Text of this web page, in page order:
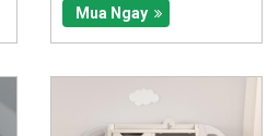
Mua Ngay